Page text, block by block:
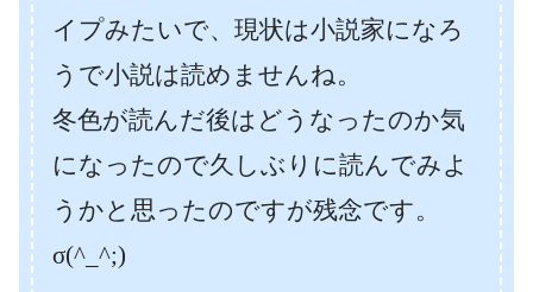
イプみたいで、現状は小説家になろ
うで小説は読めませんね。
冬色が読んだ後はどうなったのか気
になったので久しぶりに読んでみよ
うかと思ったのですが残念です。
σ(^_^;)